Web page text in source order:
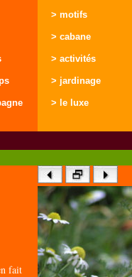
> motifs
> cabane
> activités
> jardinage
> le luxe
fait